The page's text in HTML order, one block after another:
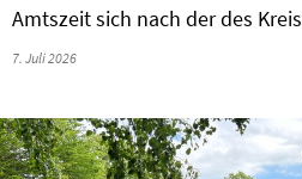
Amtszeit sich nach der des
7. Juli 2026